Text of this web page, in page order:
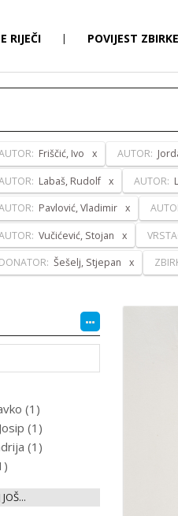
RIJEČI | POVIJEST ZBIRKE
Friščić, Ivo AUTOR:
Labaš, Rudolf AUTOR:
Pavlović, Vladimir
Vučićević, Stojan
DONATOR: Šešelj, Stjepan
(1)
(1)
(1)